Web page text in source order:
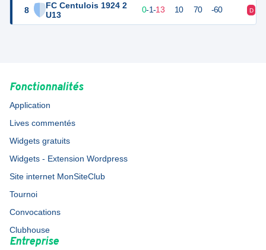
8
FC Centulois 1924 2
U13
0 14 0-1-13 10 70 -60 D
Fonctionnalités
Application
Lives commentés
Widgets gratuits
Widgets - Extension Wordpress
Site internet MonSiteClub
Tournoi
Convocations
Clubhouse
Entreprise